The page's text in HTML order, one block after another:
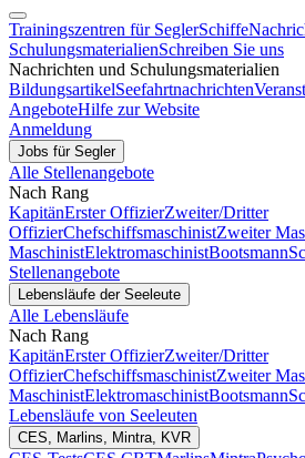
Trainingszentren für SeglerSchiffe
SchulungsmaterialienSchreiben Sie uns
Nachrichten und Schulungsmaterialien
BildungsartikelSeefahrtnachrichten
AngeboteHilfe zur Website
Anmeldung
Jobs für Segler
Alle Stellenangebote
Nach Rang
KapitänErster OffizierZweiter/Dritter
OffizierChefschiffsmaschinistZweiter
MaschinistElektromaschinistBootsmann
Stellenangebote
Lebensläufe der Seeleute
Alle Lebensläufe
Nach Rang
KapitänErster OffizierZweiter/Dritter
OffizierChefschiffsmaschinistZweiter
MaschinistElektromaschinistBootsmann
Lebensläufe von Seeleuten
CES, Marlins, Mintra, KVR